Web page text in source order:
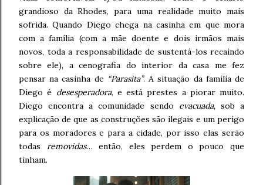
grandioso da Rhodes, para uma realidade muito mais
sofrida. Quando Diego chega na casinha em que mora
com a família (com a mãe doente e dois irmãos mais
novos, toda a responsabilidade de sustentá-los recaindo
sobre ele), a cenografia do interior da casa me fez
pensar na casinha de “Parasita”. A situação da família de
Diego é desesperadora, e está prestes a piorar muito.
Diego encontra a comunidade sendo evacuada, sob a
explicação de que as construções são ilegais e um perigo
para os moradores e para a cidade, por isso elas serão
todas removidas… então, eles perdem o pouco que
tinham.